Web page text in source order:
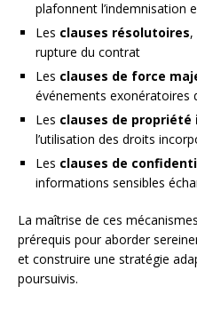
plafonnent l’indemnisation
Les clauses résolutoires,
rupture du contrat
Les clauses de force
événements exonératoires
Les clauses de
l’utilisation des droits
Les clauses de
informations sensibles
La maîtrise de ces
prérequis pour aborder
et construire une stratégie
poursuivis.